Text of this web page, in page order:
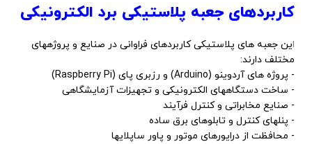
کاربردهای جعبه پلاستیکی برد الکترونیکی
این جعبه های پلاستیکی کاربردهای فراوانی در صنایع و پروژههای
مختلف دارند:
- پروژه های آردوینو (Arduino) و رزبری پای (Raspberry Pi)
- ساخت دستگاههای الکترونیکی و تجهیزات آزمایشگاهی
- صنایع مخابراتی و کنترل فرآیند
- پنلهای کنترل و تابلوهای برق ساده
- محافظت از درایورهای موتور و پاور ساپلایها